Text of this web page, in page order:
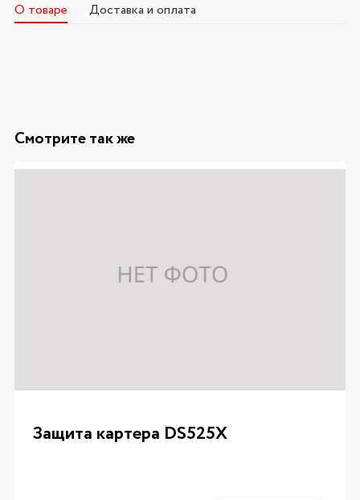
О товаре Доставка и оплата
Смотрите так же
Защита картера DS525X